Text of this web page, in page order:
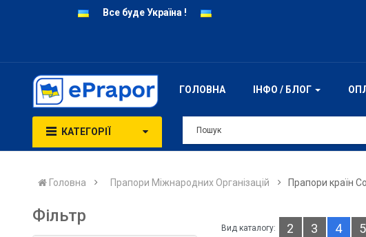
Все буде Україна !
ГОЛОВНА ІНФО / БЛОГ
КАТЕГОРІЇ
Головна Прапори Міжнародних Організацій Прапори країн
Фільтр
Вид каталогу: 2 3 4 5